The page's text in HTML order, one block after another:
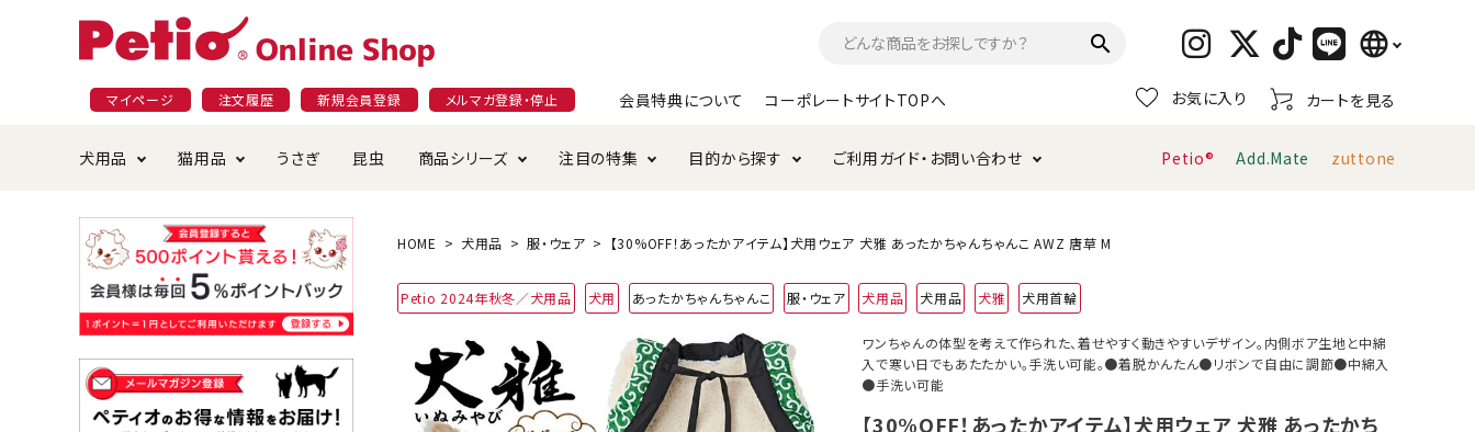
search language
日本語
English
マイページ 注文履歴 新規会員登録 メルマガ登録・停止 会員特典について コーポレートサイトTOPへ お気に入り カートを見る
犬用品
ドッグフード おやつ お手入れ・ケア用品
ペットシーツ ベッド・ハウス・マット サークル・ケージ
おもちゃ 食器・給水器 防虫用品 服・ウェア
猫用品
ごはん・おやつ お手入れ・ケア用品 トイレタリー・消臭剤
ベッド・ハウス・マット サークル・ケージ・タワー キャリーバッグ
食器・給水器 防虫用品 服・ウェア 首輪・ハーネス
うさぎ 昆虫 商品シリーズ
プラクト 素材そのまま 極上
注目の特集
夜のお散歩特集 無添加特集 けりぐるみ特集
目的から探す
国産フード&おやつ特集 穀物不使用のグレインフリー
じゃらして遊ぶ 引っ張って遊ぶ 投げて遊ぶ
ご利用ガイド・お問い合わせ
ショッピングガイド 会員特典について ご注文方法について
返品・交換について オンラインショップ利用規約
Petio® Add.Mate zuttone
HOME 犬用品 服・ウェア 【30%OFF！あったかアイテム】犬用ウェア 犬雅 あったかちゃんちゃんこ AWZ 唐草 M
Petio 2024年秋冬／犬用品 犬用 あったかちゃんちゃんこ 服・ウェア 犬用品 犬用品 犬雅 犬用首輪
ワンちゃんの体型を考えて作られた、着せやすく動きやすいデザイン。内側ボア生地と中綿
入で寒い日でもあたたかい。手洗い可能。●着脱かんたん●リボンで自由に調節●中綿入
●手洗い可能
【30%OFF！あったかアイテム】犬用ウェア 犬雅 あったかち